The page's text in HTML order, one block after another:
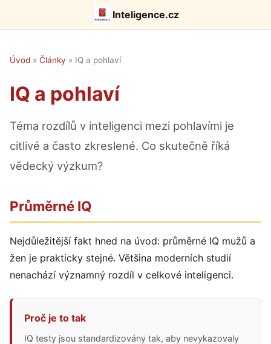
Inteligence.cz
Úvod » Články » IQ a pohlaví
IQ a pohlaví
Téma rozdílů v inteligenci mezi pohlavími je
citlivé a často zkreslené. Co skutečně říká
vědecký výzkum?
Průměrné IQ
Nejdůležitější fakt hned na úvod: průměrné IQ mužů a
žen je prakticky stejné. Většina moderních studií
nenachází významný rozdíl v celkové inteligenci.
Proč je to tak
IQ testy jsou standardizovány tak, aby nevykazovaly